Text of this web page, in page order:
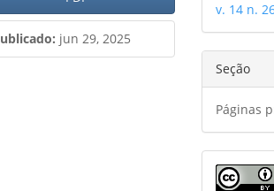
jun 29, 2025
v. 14 n.
Seção
Páginas